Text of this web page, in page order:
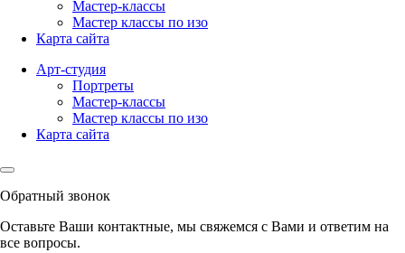
Мастер-классы
Мастер классы по изо
Карта сайта
Арт-студия
Портреты
Мастер-классы
Мастер классы по изо
Карта сайта
Обратный звонок
Оставьте Ваши контактные, мы свяжемся с Вами и ответим на
все вопросы.